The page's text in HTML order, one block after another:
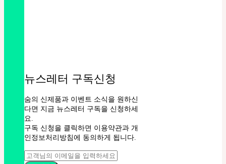
뉴스레터 구독신청
숨의 신제품과 이벤트 소식을 원하신
다면 지금 뉴스레터 구독을 신청하세
요.
구독 신청을 클릭하면 이용약관과 개
인정보처리방침에 동의하게 됩니다.